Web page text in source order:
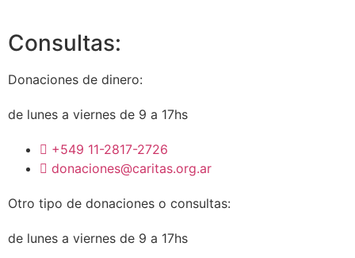
Consultas:
Donaciones de dinero:
de lunes a viernes de 9 a 17hs
+549 11-2817-2726
donaciones@caritas.org.ar
Otro tipo de donaciones o consultas:
de lunes a viernes de 9 a 17hs